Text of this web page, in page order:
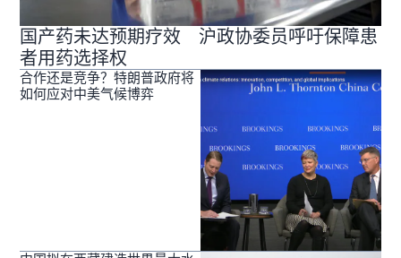
国产药未达预期疗效 沪政协委员呼吁保障患
者用药选择权
合作还是竞争？特朗普政府将
如何应对中美气候博弈